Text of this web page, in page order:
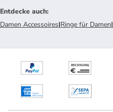
Entdecke auch:
Damen Accessoires|Ringe für Damen|